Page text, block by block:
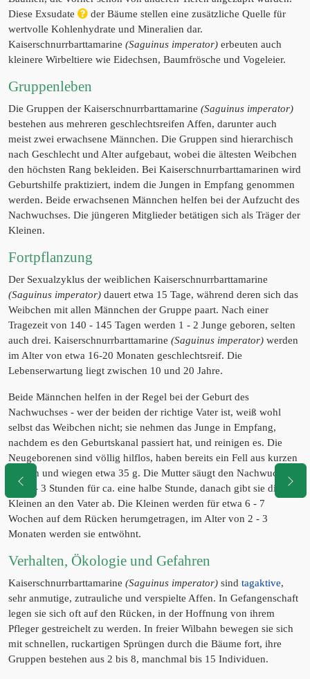
Diese Exsudate
der Bäume stellen eine zusätzliche Quelle für
wertvolle Kohlenhydrate und Mineralien dar.
Kaiserschnurrbarttamarine (Saguinus imperator) erbeuten auch
kleinere Wirbeltiere wie Eidechsen, Baumfrösche und Vogeleier.
Gruppenleben
Die Gruppen der Kaiserschnurrbarttamarine (Saguinus imperator)
bestehen aus mehreren geschlechtsreifen Affen, darunter auch
meist zwei erwachsene Männchen. Die Gruppen sind hierarchisch
nach Geschlecht und Alter aufgebaut, wobei die ältesten Weibchen
den höchsten Rang bekleiden. Bei Kaiserschnurrbarttamarinen wird
Geburtshilfe praktiziert, indem die Jungen in Empfang genommen
werden. Beide erwachsenen Männchen helfen bei der Aufzucht des
Nachwuchses. Die jüngeren Mitglieder betätigen sich als Träger der
Kleinen.
Fortpflanzung
Der Sexualzyklus der weiblichen Kaiserschnurrbarttamarine
(Saguinus imperator) dauert etwa 15 Tage, während deren sich das
Weibchen mit allen Männchen der Gruppe paart. Nach einer
Tragezeit von 140 - 145 Tagen werden 1 - 2 Junge geboren, selten
auch drei. Kaiserschnurrbarttamarine (Saguinus imperator) werden
im Alter von etwa 16-20 Monaten geschlechtsreif. Die
Lebenserwartung liegt zwischen 10 und 20 Jahre.
Beide Männchen helfen in der Regel bei der Geburt des
Nachwuchses - wer der beiden der richtige Vater ist, weiß wohl
selbst das Weibchen nicht; sie nehmen das Junge in Empfang,
nachdem es den Geburtskanal passiert hat, und reinigen es. Die
Neugeborenen sind völlig hilflos, haben bereits ein Fell aus kurzen
Haaren und wiegen etwa 35 g. Die Mutter säugt den Nachwuchs
alle 2 - 3 Stunden für ca. eine halbe Stunde, danach gibt sie die
Kleinen an den Vater ab. Die Kleinen werden für etwa 6 - 7
Wochen auf dem Rücken herumgetragen, im Alter von 2 - 3
Monaten werden sie entwöhnt.
Verhalten, Ökologie und Gefahren
Kaiserschnurrbarttamarine (Saguinus imperator) sind tagaktive,
sehr anmutige, zutrauliche und verspielte Affen. In Gefangenschaft
legen sie sich oft auf den Rücken, in der Hoffnung von ihrem
Pfleger gestreichelt zu werden. In freier Wilbahn bewegen sie sich
mit schnellen, ruckartigen Sprüngen durch die Bäume fort, ihre
Gruppen bestehen aus 2 bis 8, manchmal bis 15 Individuen.